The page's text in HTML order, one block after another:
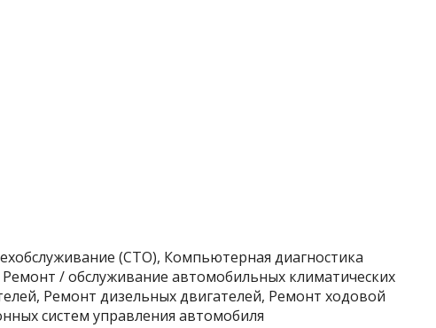
(СТО), Компьютерная диагностика
/ обслуживание автомобильных климатических
Ремонт дизельных двигателей, Ремонт ходовой
систем управления автомобиля